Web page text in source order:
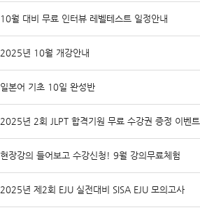
10월 대비 무료 인터뷰 레벨테스트 일정안내
2025년 10월 개강안내
일본어 기초 10일 완성반
2025년 2회 JLPT 합격기원 무료 수강권 증정 이벤트
현장강의 들어보고 수강신청! 9월 강의무료체험
2025년 제2회 EJU 실전대비 SISA EJU 모의고사